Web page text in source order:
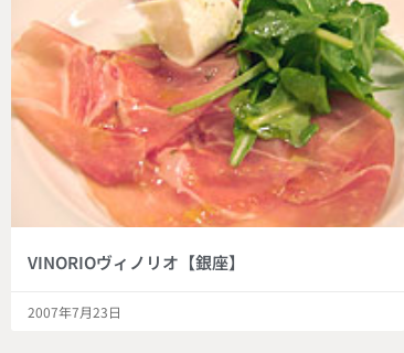
VINORIOヴィノリオ【銀座】
2007年7月23日